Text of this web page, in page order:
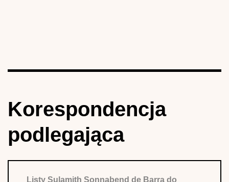
Korespondencja
podlegająca
Listy Sulamith Sonnabend de Barra do